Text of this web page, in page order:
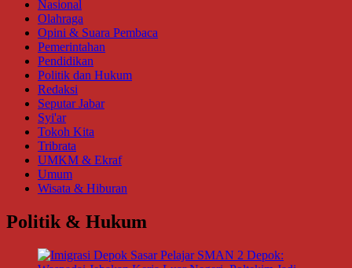
Nasional
Olahraga
Opini & Suara Pembaca
Pemerintahan
Pendidikan
Politik dan Hukum
Redaksi
Seputar Jabar
Syi'ar
Tokoh Kita
Tribrata
UMKM & Ekraf
Umum
Wisata & Hiburan
Politik & Hukum